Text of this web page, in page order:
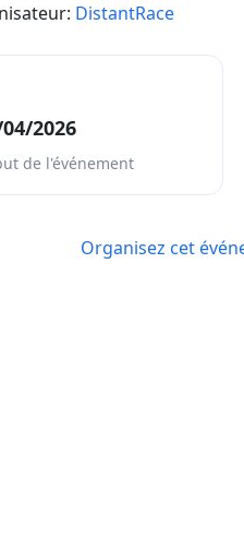
DistantRace
2026
de l'événement
Organisez cet